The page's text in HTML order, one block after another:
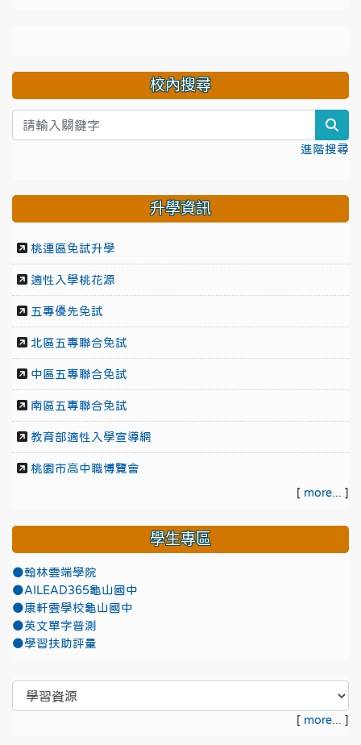
校內搜尋
進階搜尋
升學資訊
桃連區免試升學
適性入學桃花源
五專優先免試
北區五專聯合免試
中區五專聯合免試
南區五專聯合免試
教育部適性入學宣導網
桃園市高中職博覽會
[ more... ]
學生專區
●翰林雲端學院
●AILEAD365龜山國中
●康軒雲學校龜山國中
●英文單字普測
●學習扶助評量
[ more... ]